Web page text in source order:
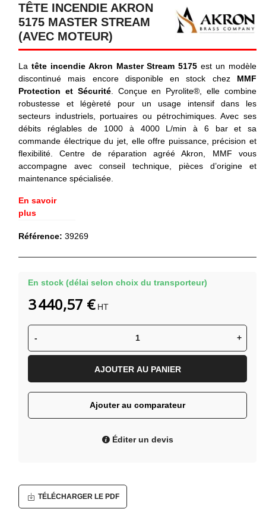
TÊTE INCENDIE AKRON
5175 MASTER STREAM
(AVEC MOTEUR)
La tête incendie Akron Master Stream 5175 est un modèle
discontinué mais encore disponible en stock chez MMF
Protection et Sécurité. Conçue en Pyrolite®, elle combine
robustesse et légèreté pour un usage intensif dans les
secteurs industriels, portuaires ou pétrochimiques. Avec ses
débits réglables de 1000 à 4000 L/min à 6 bar et sa
commande électrique du jet, elle offre puissance, précision et
flexibilité. Centre de réparation agréé Akron, MMF vous
accompagne avec conseil technique, pièces d’origine et
maintenance spécialisée.
En savoir
plus
Référence: 39269
En stock (délai selon choix du transporteur)
- +
AJOUTER AU PANIER
Ajouter au comparateur
Éditer un devis
3 440,57 € HT
TÉLÉCHARGER LE PDF